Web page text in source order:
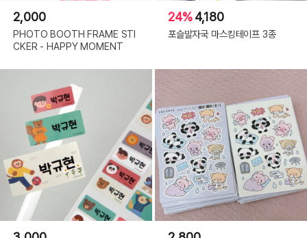
2,000
PHOTO BOOTH FRAME STI
CKER - HAPPY MOMENT
24%4,180
포슬발자국 마스킹테이프 3종